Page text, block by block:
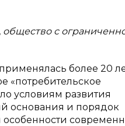
с
более 20
«потребительское
условиям развития
основания и порядок
особенности